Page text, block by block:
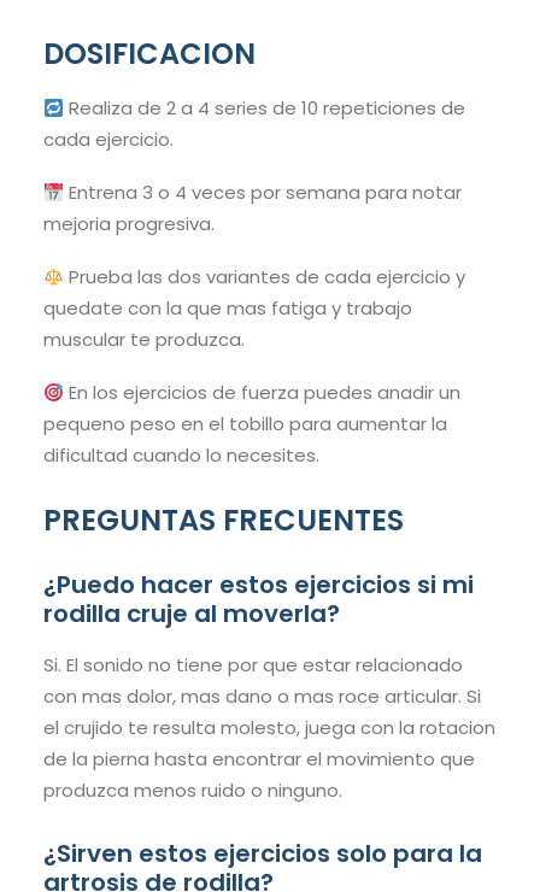
DOSIFICACION
Realiza de 2 a 4 series de 10 repeticiones de
cada ejercicio.
Entrena 3 o 4 veces por semana para notar
mejoria progresiva.
Prueba las dos variantes de cada ejercicio y
quedate con la que mas fatiga y trabajo
muscular te produzca.
En los ejercicios de fuerza puedes anadir un
pequeno peso en el tobillo para aumentar la
dificultad cuando lo necesites.
PREGUNTAS FRECUENTES
¿Puedo hacer estos ejercicios si mi
rodilla cruje al moverla?
Si. El sonido no tiene por que estar relacionado
con mas dolor, mas dano o mas roce articular. Si
el crujido te resulta molesto, juega con la rotacion
de la pierna hasta encontrar el movimiento que
produzca menos ruido o ninguno.
¿Sirven estos ejercicios solo para la
artrosis de rodilla?